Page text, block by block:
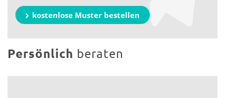
kostenlose Muster bestellen
Persönlich beraten